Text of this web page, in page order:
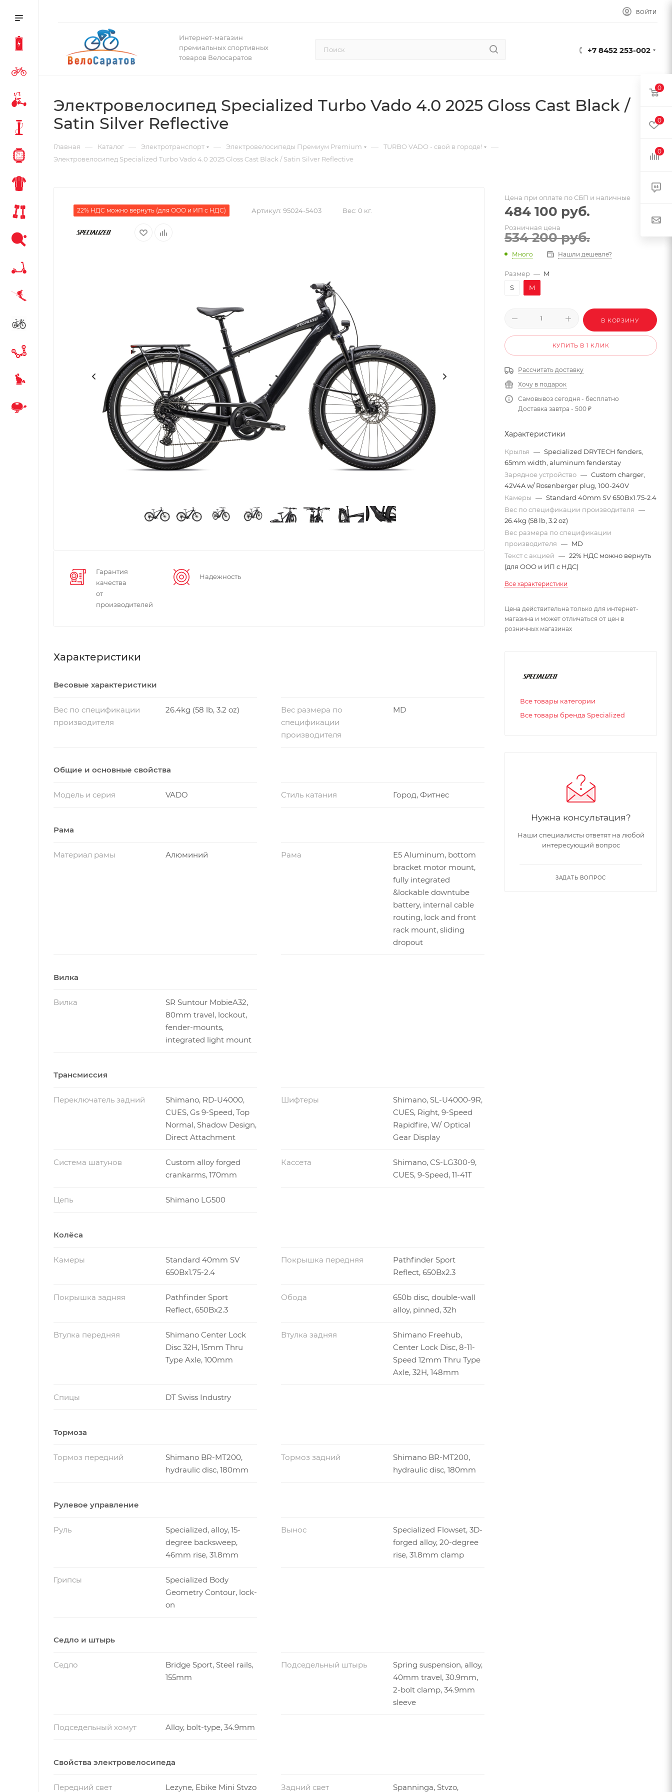
ВОЙТИ
Интернет-магазин
премиальных спортивных
товаров Велосаратов
+7 8452 253-002
Электровелосипед Specialized Turbo Vado 4.0 2025 Gloss Cast Black /
Satin Silver Reflective
Главная — Каталог — Электротранспорт — Электровелосипеды Премиум Premium — TURBO VADO - свой в городе! —
Электровелосипед Specialized Turbo Vado 4.0 2025 Gloss Cast Black / Satin Silver Reflective
22% НДС можно вернуть (для ООО и ИП с НДС) Артикул: 95024-5403 Вес: 0 кг.
Гарантия
качества
от
производителей
Надежность
Характеристики
Весовые характеристики
Вес по спецификации
производителя
26.4kg (58 lb, 3.2 oz)
Вес размера по
спецификации
производителя
MD
Общие и основные свойства
Модель и серия VADO Стиль катания Город, Фитнес
Рама
Материал рамы Алюминий Рама
E5 Aluminum, bottom
bracket motor mount,
fully integrated
&lockable downtube
battery, internal cable
routing, lock and front
rack mount, sliding
dropout
Вилка
Вилка
SR Suntour MobieA32,
80mm travel, lockout,
fender-mounts,
integrated light mount
Трансмиссия
Переключатель задний
Shimano, RD-U4000,
CUES, Gs 9-Speed, Top
Normal, Shadow Design,
Direct Attachment
Шифтеры
Shimano, SL-U4000-9R,
CUES, Right, 9-Speed
Rapidfire, W/ Optical
Gear Display
Система шатунов
Custom alloy forged
crankarms, 170mm
Кассета
Shimano, CS-LG300-9,
CUES, 9-Speed, 11-41T
Цепь Shimano LG500
Колёса
Камеры
Standard 40mm SV
650Bx1.75-2.4
Покрышка передняя
Pathfinder Sport
Reflect, 650Bx2.3
Покрышка задняя
Pathfinder Sport
Reflect, 650Bx2.3
Обода
650b disc, double-wall
alloy, pinned, 32h
Втулка передняя
Shimano Center Lock
Disc 32H, 15mm Thru
Type Axle, 100mm
Втулка задняя
Shimano Freehub,
Center Lock Disc, 8-11-
Speed 12mm Thru Type
Axle, 32H, 148mm
Спицы DT Swiss Industry
Тормоза
Тормоз передний
Shimano BR-MT200,
hydraulic disc, 180mm
Тормоз задний
Shimano BR-MT200,
hydraulic disc, 180mm
Рулевое управление
Руль
Specialized, alloy, 15-
degree backsweep,
46mm rise, 31.8mm
Вынос
Specialized Flowset, 3D-
forged alloy, 20-degree
rise, 31.8mm clamp
Грипсы
Specialized Body
Geometry Contour, lock-
on
Седло и штырь
Седло
Bridge Sport, Steel rails,
155mm
Подседельный штырь
Spring suspension, alloy,
40mm travel, 30.9mm,
2-bolt clamp, 34.9mm
sleeve
Подседельный хомут Alloy, bolt-type, 34.9mm
Свойства электровелосипеда
Передний свет Lezyne, Ebike Mini Stvzo Задний свет Spanninga, Stvzo,
Цена при оплате по СБП и наличные
484 100 руб.
Розничная цена
534 200руб.
Много Нашли дешевле?
Размер — M
S
M
В КОРЗИНУ
КУПИТЬ В 1 КЛИК
Рассчитать доставку
Хочу в подарок
Самовывоз сегодня - бесплатно
Доставка завтра - 500 ₽
Характеристики
Крылья — Specialized DRYTECH fenders,
65mm width, aluminum fenderstay
Зарядное устройство — Custom charger,
42V4A w/ Rosenberger plug, 100-240V
Камеры — Standard 40mm SV 650Bx1.75-2.4
Вес по спецификации производителя —
26.4kg (58 lb, 3.2 oz)
Вес размера по спецификации
производителя — MD
Текст с акцией — 22% НДС можно вернуть
(для ООО и ИП с НДС)
Все характеристики
Цена действительна только для интернет-
магазина и может отличаться от цен в
розничных магазинах
Все товары категории
Все товары бренда Specialized
Нужна консультация?
Наши специалисты ответят на любой
интересующий вопрос
ЗАДАТЬ ВОПРОС
0
0
0